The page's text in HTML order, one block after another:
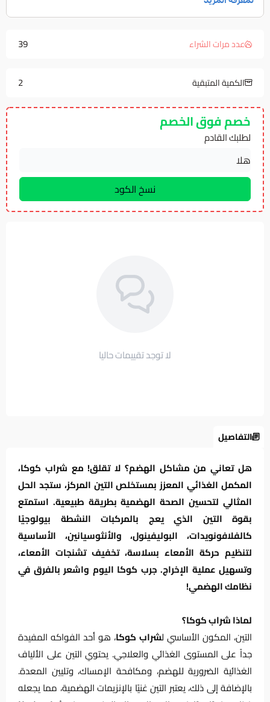
عدد مرات الشراء 39
الكمية المتبقية 2
خصم فوق الخصم
لطلبك القادم
لا توجد تقييمات حاليا
التفاصيل
هل تعاني من مشاكل الهضم؟ لا تقلق! مع شراب كوكا،
المكمل الغذائي المعزز بمستخلص التين المركز، ستجد الحل
المثالي لتحسين الصحة الهضمية بطريقة طبيعية. استمتع
بقوة التين الذي يعج بالمركبات النشطة بيولوجيًا
كالفلافونويدات، البوليفينول، والأنثوسيانين، الأساسية
لتنظيم حركة الأمعاء بسلاسة، تخفيف تشنجات الأمعاء،
وتسهيل عملية الإخراج. جرب كوكا اليوم واشعر بالفرق في
نظامك الهضمي!
لماذا شراب كوكا؟
التين، المكون الأساسي لشراب كوكا، هو أحد الفواكه المفيدة
جداً على المستوى الغذائي والعلاجي. يحتوي التين على الألياف
الغذائية الضرورية للهضم، ومكافحة الإمساك، وتليين المعدة.
بالإضافة إلى ذلك، يعتبر التين غنيًا بالإنزيمات الهضمية، مما يجعله